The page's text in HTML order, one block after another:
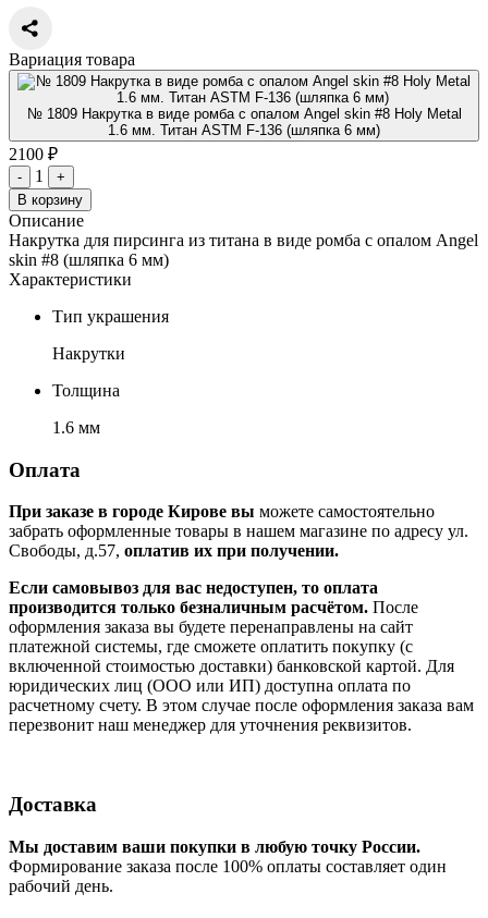
Вариация товара
№ 1809 Накрутка в виде ромба с опалом Angel skin #8 Holy Metal
1.6 мм. Титан ASTM F-136 (шляпка 6 мм)
2100 ₽
- 1
+
В корзину
Описание
Накрутка для пирсинга из титана в виде ромба с опалом Angel
skin #8 (шляпка 6 мм)
Характеристики
Тип украшения
Накрутки
Толщина
1.6 мм
Оплата
При заказе в городе Кирове вы можете самостоятельно
забрать оформленные товары в нашем магазине по адресу ул.
Свободы, д.57, оплатив их при получении.
Если самовывоз для вас недоступен, то оплата
производится только безналичным расчётом. После
оформления заказа вы будете перенаправлены на сайт
платежной системы, где сможете оплатить покупку (с
включенной стоимостью доставки) банковской картой. Для
юридических лиц (ООО или ИП) доступна оплата по
расчетному счету. В этом случае после оформления заказа вам
перезвонит наш менеджер для уточнения реквизитов.
Доставка
Мы доставим ваши покупки в любую точку России.
Формирование заказа после 100% оплаты составляет один
рабочий день.